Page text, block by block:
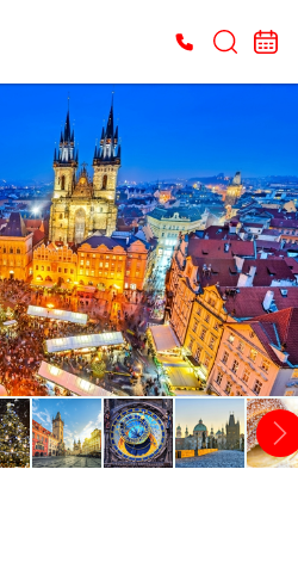
gefunden werden. Bitte wenden Sie sich an